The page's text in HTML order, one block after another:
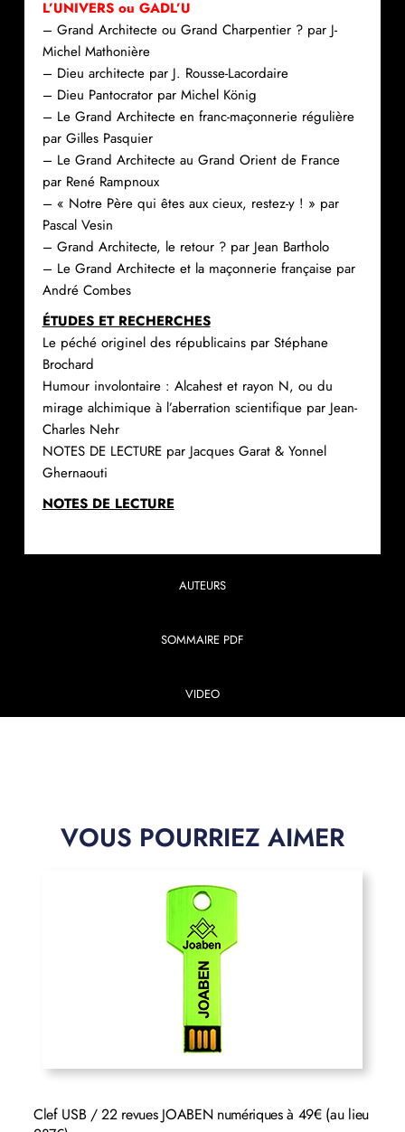
AUTEURS
SOMMAIRE PDF
VIDEO
L’UNIVERS ou GADL’U
– Grand Architecte ou Grand Charpentier ? par J-
Michel Mathonière
– Dieu architecte par J. Rousse-Lacordaire
– Dieu Pantocrator par Michel König
– Le Grand Architecte en franc-maçonnerie régulière
par Gilles Pasquier
– Le Grand Architecte au Grand Orient de France
par René Rampnoux
– « Notre Père qui êtes aux cieux, restez-y ! » par
Pascal Vesin
– Grand Architecte, le retour ? par Jean Bartholo
– Le Grand Architecte et la maçonnerie française par
André Combes
ÉTUDES ET RECHERCHES
Le péché originel des républicains par Stéphane
Brochard
Humour involontaire : Alcahest et rayon N, ou du
mirage alchimique à l’aberration scientifique par Jean-
Charles Nehr
NOTES DE LECTURE par Jacques Garat & Yonnel
Ghernaouti
NOTES DE LECTURE
VOUS POURRIEZ AIMER
Clef USB / 22 revues JOABEN numériques à 49€ (au lieu